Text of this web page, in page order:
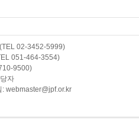
02-3452-5999)
051-464-3554)
9500)
자
webmaster@jpf.or.kr